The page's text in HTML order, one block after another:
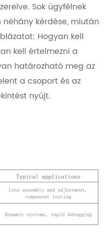
Sok ügyfélnek
kérdése, miután
Hogyan kell
kell értelmezni a
határozható meg az
a csoport és az
nyújt.